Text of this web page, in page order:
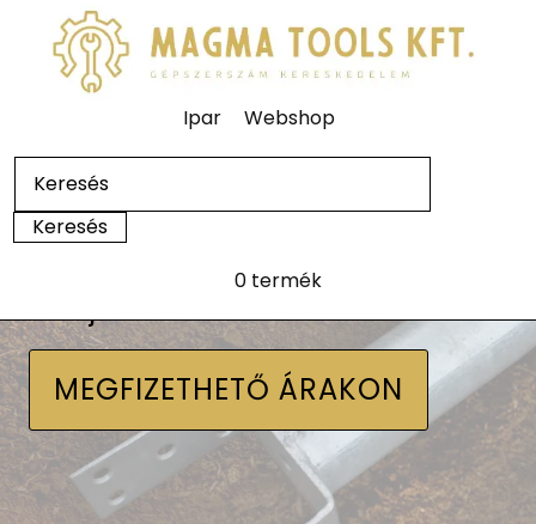
Ipar Webshop
0 termék
MEGFIZETHETŐ ÁRAKON